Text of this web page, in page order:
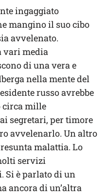
ingaggiato
mangino il suo cibo
avvelenato.
vari media
di una vera e
nella mente del
russo avrebbe
circa mille
segretari, per timore
avvelenarlo. Un altro
malattia. Lo
servizi
Si è parlato di un
ancora di un’altra